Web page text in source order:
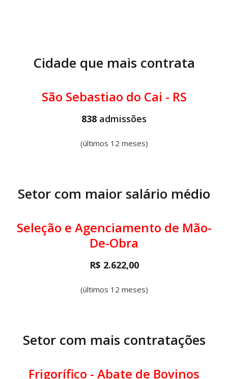
Cidade que mais contrata
São Sebastiao do Cai - RS
838 admissões
(últimos 12 meses)
Setor com maior salário médio
Seleção e Agenciamento de Mão-
De-Obra
R$ 2.622,00
(últimos 12 meses)
Setor com mais contratações
Frigorífico - Abate de Bovinos